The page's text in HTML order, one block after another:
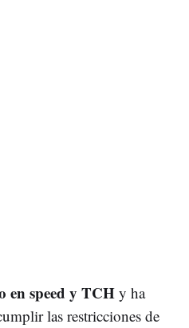
en speed y TCH y ha
las restricciones de